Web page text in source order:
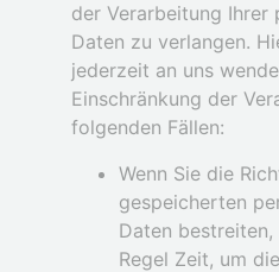
der Verarbeitung Ihrer
Daten zu verlangen.
jederzeit an uns
Einschränkung der
folgenden Fällen:
Wenn Sie die
gespeicherten
Daten
Regel Zeit, um